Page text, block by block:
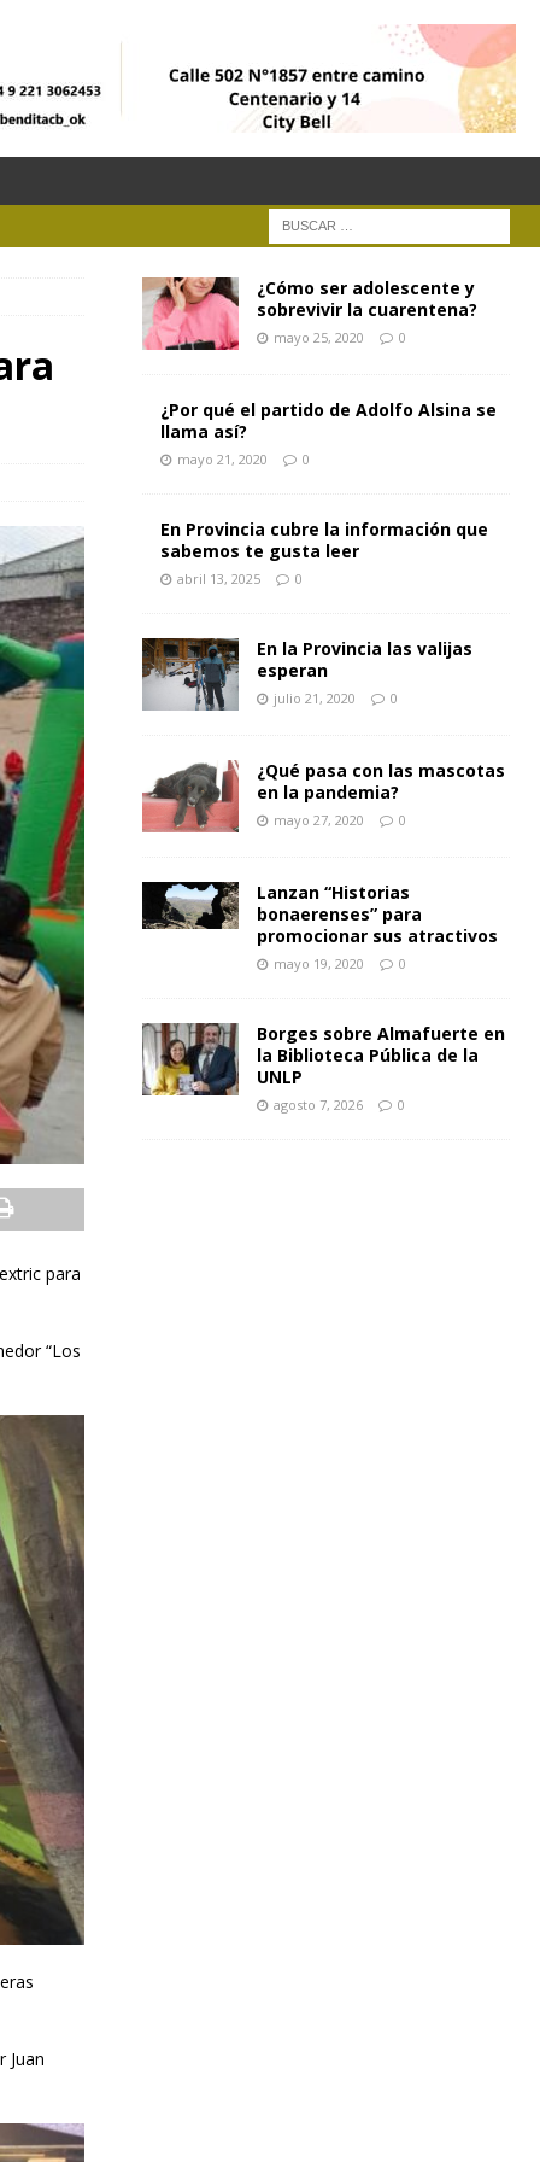
para
“Los
Juan
¿Cómo ser adolescente y
sobrevivir la cuarentena?
mayo 25, 2020 0
¿Por qué el partido de Adolfo Alsina se
llama así?
mayo 21, 2020 0
En Provincia cubre la información que
sabemos te gusta leer
abril 13, 2025 0
En la Provincia las valijas
esperan
julio 21, 2020 0
¿Qué pasa con las mascotas
en la pandemia?
mayo 27, 2020 0
Lanzan “Historias
bonaerenses” para
promocionar sus atractivos
mayo 19, 2020 0
Borges sobre Almafuerte en
la Biblioteca Pública de la
UNLP
agosto 7, 2026 0